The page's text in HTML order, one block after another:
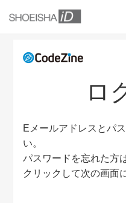
ロ
Eメールアドレスとパ
い。
パスワードを忘れた方
クリックして次の画面